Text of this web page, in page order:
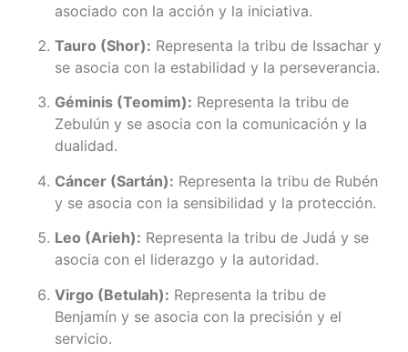
asociado con la acción y la iniciativa.
Tauro (Shor): Representa la tribu de Issachar y
se asocia con la estabilidad y la perseverancia.
Géminis (Teomim): Representa la tribu de
Zebulún y se asocia con la comunicación y la
dualidad.
Cáncer (Sartán): Representa la tribu de Rubén
y se asocia con la sensibilidad y la protección.
Leo (Arieh): Representa la tribu de Judá y se
asocia con el liderazgo y la autoridad.
Virgo (Betulah): Representa la tribu de
Benjamín y se asocia con la precisión y el
servicio.